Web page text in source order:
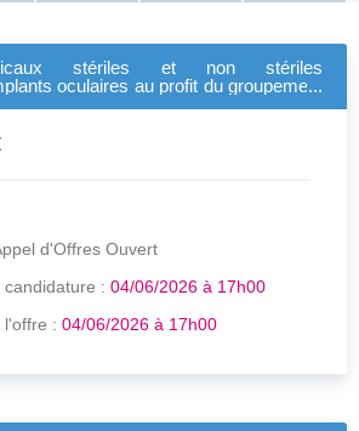
stériles et non stériles
oculaires au profit du groupement
d'Offres Ouvert
candidature : 04/06/2026 à 17h00
l'offre : 04/06/2026 à 17h00